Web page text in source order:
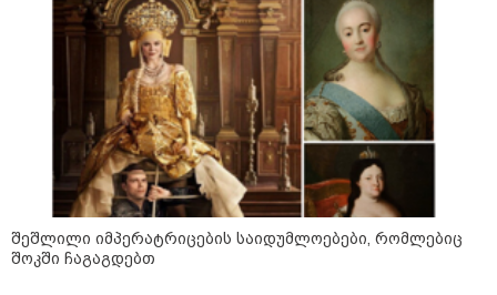
ტერორისტული ქსელების
უკანონო გაფართოებას, თუმცა
მაინც ამერიკას უყენებს
მოთხოვნებს?" - ჯო უილსონი
21:17 / 08-08-2026
აშშ-მა საქართველოში
დაფუძნებული კრიპტოკომპანია
დაასანქცირა
შეშლილი იმპერატრიცების საიდუმლოებები, რომლებიც
შოკში ჩაგაგდებთ